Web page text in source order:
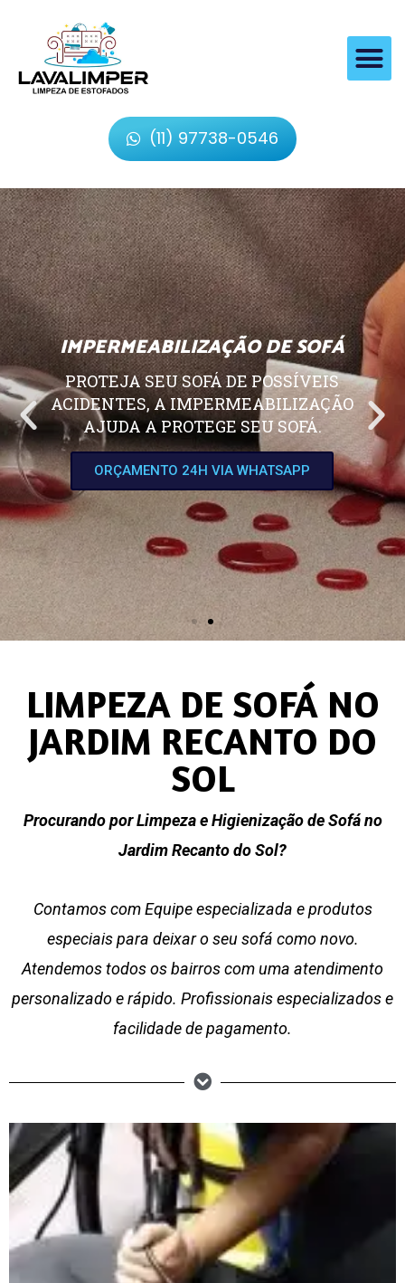
(11) 97738-0546
IMPERMEABILIZAÇÃO DE SOFÁ
PROTEJA SEU SOFÁ DE POSSÍVEIS
ACIDENTES, A IMPERMEABILIZAÇÃO
AJUDA A PROTEGE SEU SOFÁ.
ORÇAMENTO 24H VIA WHATSAPP
LIMPEZA DE SOFÁ NO
JARDIM RECANTO DO
SOL
Procurando por Limpeza e Higienização de Sofá no
Jardim Recanto do Sol?
Contamos com Equipe especializada e produtos
especiais para deixar o seu sofá como novo.
Atendemos todos os bairros com uma atendimento
personalizado e rápido. Profissionais especializados e
facilidade de pagamento.